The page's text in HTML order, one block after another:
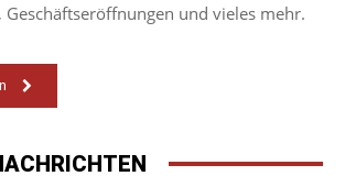
Geschäftseröffnungen und vieles mehr.